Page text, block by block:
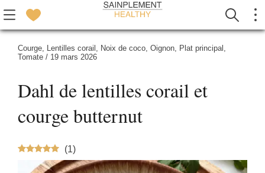
Courge, Lentilles corail , Noix de coco, Oignon, Plat principal ,
Tomate / 19 mars 2026
Dahl de lentilles corail et
courge butternut
(1)